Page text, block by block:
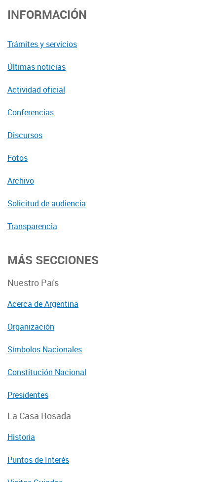
INFORMACIÓN
Trámites y servicios
Últimas noticias
Actividad oficial
Conferencias
Discursos
Fotos
Archivo
Solicitud de audiencia
Transparencia
MÁS SECCIONES
Nuestro País
Acerca de Argentina
Organización
Símbolos Nacionales
Constitución Nacional
Presidentes
La Casa Rosada
Historia
Puntos de Interés